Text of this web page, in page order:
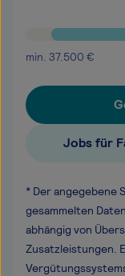
min. 37.500 €
Jobs für
* Der angegebene
gesammelten
abhängig von
Zusatzleistungen.